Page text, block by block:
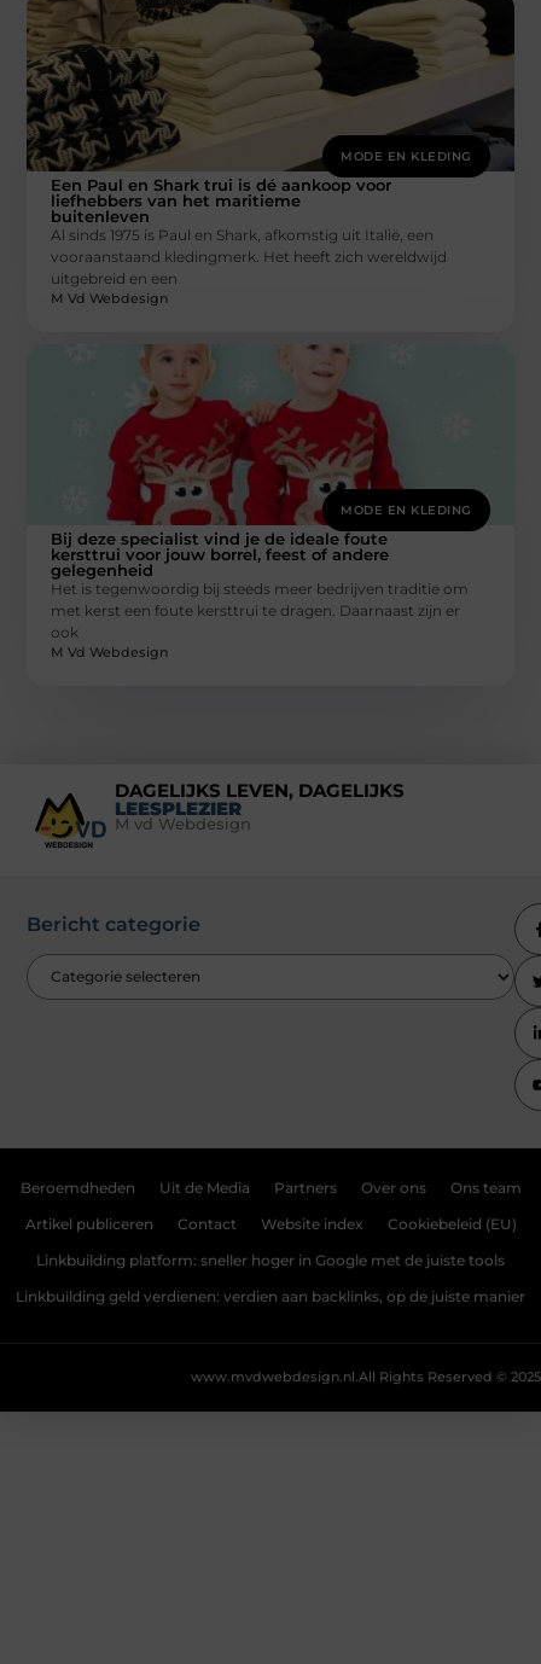
MODE EN KLEDING
Een Paul en Shark trui is dé aankoop voor
liefhebbers van het maritieme
buitenleven
Al sinds 1975 is Paul en Shark, afkomstig uit Italië, een
vooraanstaand kledingmerk. Het heeft zich wereldwijd
uitgebreid en een
M Vd Webdesign
MODE EN KLEDING
Bij deze specialist vind je de ideale foute
kersttrui voor jouw borrel, feest of andere
gelegenheid
Het is tegenwoordig bij steeds meer bedrijven traditie om
met kerst een foute kersttrui te dragen. Daarnaast zijn er
ook
M Vd Webdesign
DAGELIJKS LEVEN, DAGELIJKS
LEESPLEZIER
M vd Webdesign
Bericht categorie
Beroemdheden Uit de Media Partners Over ons Ons team
Artikel publiceren Contact Website index Cookiebeleid (EU)
Linkbuilding platform: sneller hoger in Google met de juiste tools
Linkbuilding geld verdienen: verdien aan backlinks, op de juiste manier
All Rights Reserved © 2025
www.mvdwebdesign.nl.